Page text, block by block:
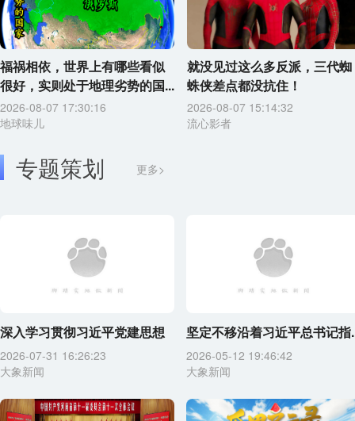
福祸相依，世界上有哪些看似
很好，实则处于地理劣势的国...
2026-08-07 17:30:16
地球味儿
就没见过这么多反派，三代蜘
蛛侠差点都没抗住！
2026-08-07 15:14:32
流心影者
专题策划 更多>
深入学习贯彻习近平党建思想
2026-07-31 16:26:23
大象新闻
坚定不移沿着习近平总书记指
2026-05-12 19:46:42
大象新闻